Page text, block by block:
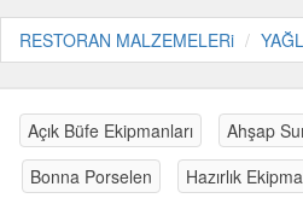
RESTORAN MALZEMELERi
Açık Büfe Ekipmanları Ahşap
Bonna Porselen
Hazırlık